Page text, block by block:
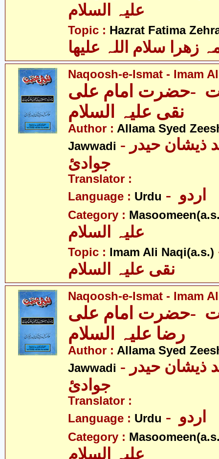
Topic : Hazrat Fatima
زھرا سلام اللہ علیھا
Naqoosh-e-Ismat - Imam
-حضرت امام علی
نقی علیہ السلام
Author : Allama Syed
Jawwadi - علامہ سیّد ذیشان حیدر
جوادئ
Translator :
Language : Urdu
Category :
Topic : Imam Ali Naqi(a.s.)
نقی علیہ السلام
Naqoosh-e-Ismat - Imam
-حضرت امام علی
رضا علیہ السلام
Author : Allama Syed
Jawwadi - علامہ سیّد ذیشان حیدر
جوادئ
Translator :
Language : Urdu
Category :